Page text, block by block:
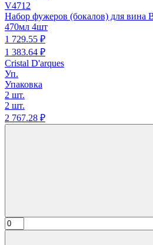
V4712
Набор фужеров (бокалов) для
470мл 4шт
1 729.55 ₽
1 383.64 ₽
Cristal D'arques
Уп.
Упаковка
2 шт.
2 шт.
2 767.28 ₽